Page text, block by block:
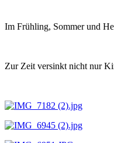
Im Frühling, Sommer und
Zur Zeit versinkt nicht nur